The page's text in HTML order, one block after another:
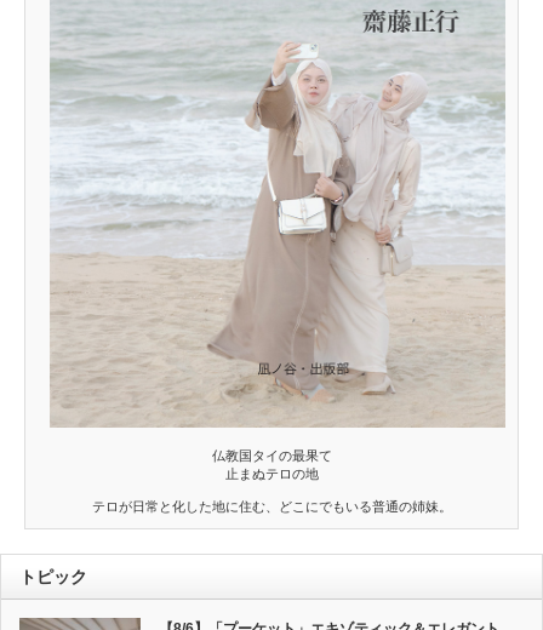
仏教国タイの最果て
止まぬテロの地
テロが日常と化した地に住む、どこにでもいる普通の姉妹。
トピック